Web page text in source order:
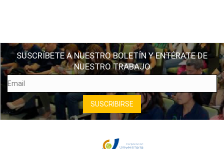
SUSCRÍBETE A NUESTRO BOLETÍN Y ENTÉRATE DE
NUESTRO TRABAJO